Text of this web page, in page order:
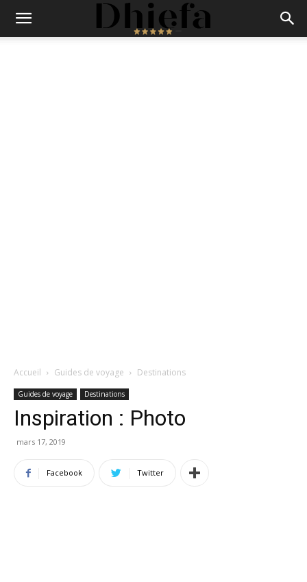
Accueil Guides de voyage Destinations
Guides de voyage Destinations
Inspiration : Photo
mars 17, 2019
Facebook Twitter